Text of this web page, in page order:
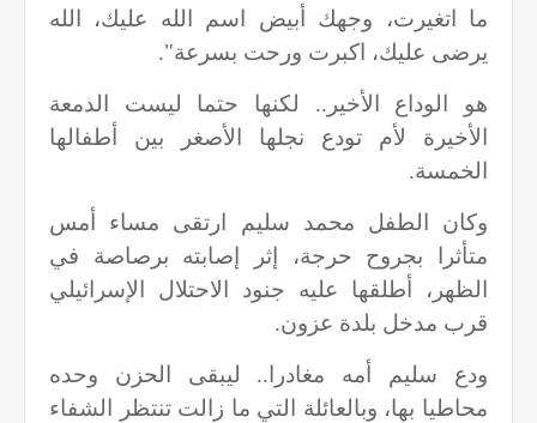
ما اتغيرت، وجهك أبيض اسم الله عليك، الله
يرضى عليك، اكبرت ورحت بسرعة".
هو الوداع الأخير.. لكنها حتما ليست الدمعة
الأخيرة لأم تودع نجلها الأصغر بين أطفالها
الخمسة.
وكان الطفل محمد سليم ارتقى مساء أمس
متأثرا بجروح حرجة، إثر إصابته برصاصة في
الظهر، أطلقها عليه جنود الاحتلال الإسرائيلي
قرب مدخل بلدة عزون.
ودع سليم أمه مغادرا.. ليبقى الحزن وحده
محاطيا بها، وبالعائلة التي ما زالت تنتظر الشفاء